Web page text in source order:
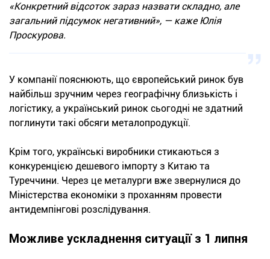
«Конкретний відсоток зараз назвати складно, але
загальний підсумок негативний», — каже Юлія
Проскурова.
У компанії пояснюють, що європейський ринок був
найбільш зручним через географічну близькість і
логістику, а український ринок сьогодні не здатний
поглинути такі обсяги металопродукції.
Крім того, українські виробники стикаються з
конкуренцією дешевого імпорту з Китаю та
Туреччини. Через це металурги вже звернулися до
Міністерства економіки з проханням провести
антидемпінгові розслідування.
Можливе ускладнення ситуації з 1 липня